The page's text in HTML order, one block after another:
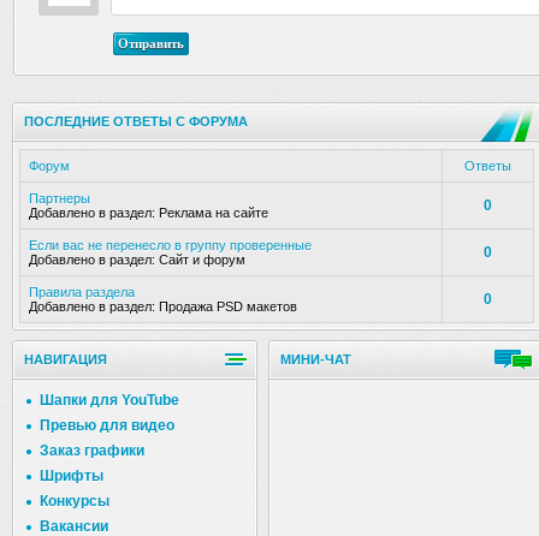
Отправить
ПОСЛЕДНИЕ ОТВЕТЫ С ФОРУМА
Форум Ответы
Партнеры
Добавлено в раздел: Реклама на сайте 0
Если вас не перенесло в группу проверенные
Добавлено в раздел: Сайт и форум 0
Правила раздела
Добавлено в раздел: Продажа PSD макетов 0
НАВИГАЦИЯ
Шапки для YouTube
Превью для видео
Заказ графики
Шрифты
Конкурсы
Вакансии
МИНИ-ЧАТ